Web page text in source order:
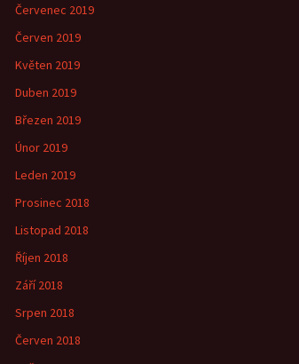
Červenec 2019
Červen 2019
Květen 2019
Duben 2019
Březen 2019
Únor 2019
Leden 2019
Prosinec 2018
Listopad 2018
Říjen 2018
Září 2018
Srpen 2018
Červen 2018